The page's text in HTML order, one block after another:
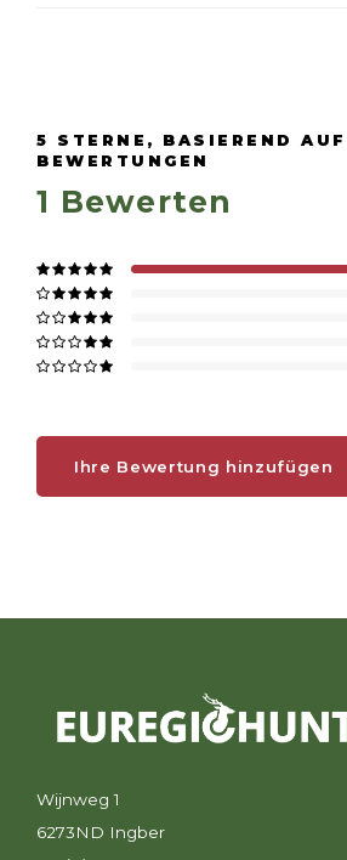
5 STERNE, BASIEREND AUF
BEWERTUNGEN
1 Bewerten
Ihre Bewertung hinzufügen
Wijnweg 1
6273ND Ingber